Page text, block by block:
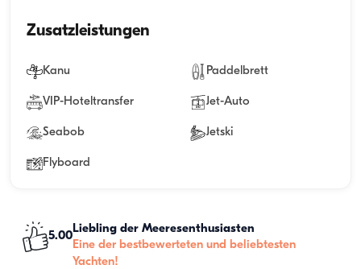
Zusatzleistungen
Kanu Paddelbrett
VIP-Hoteltransfer Jet-Auto
Seabob Jetski
Flyboard
5.00
Liebling der Meeresenthusiasten
Eine der bestbewerteten und beliebtesten
Yachten!